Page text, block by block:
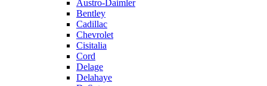
Austro-Daimler
Bentley
Cadillac
Chevrolet
Cisitalia
Cord
Delage
Delahaye